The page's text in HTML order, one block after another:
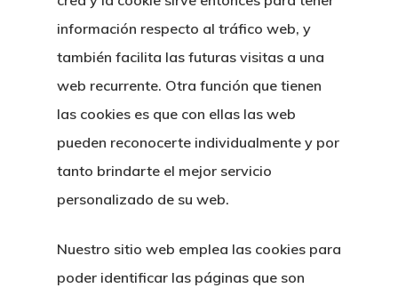
información respecto al tráfico web, y
también facilita las futuras visitas a una
web recurrente. Otra función que tienen
las cookies es que con ellas las web
pueden reconocerte individualmente y por
tanto brindarte el mejor servicio
personalizado de su web.
Nuestro sitio web emplea las cookies para
poder identificar las páginas que son